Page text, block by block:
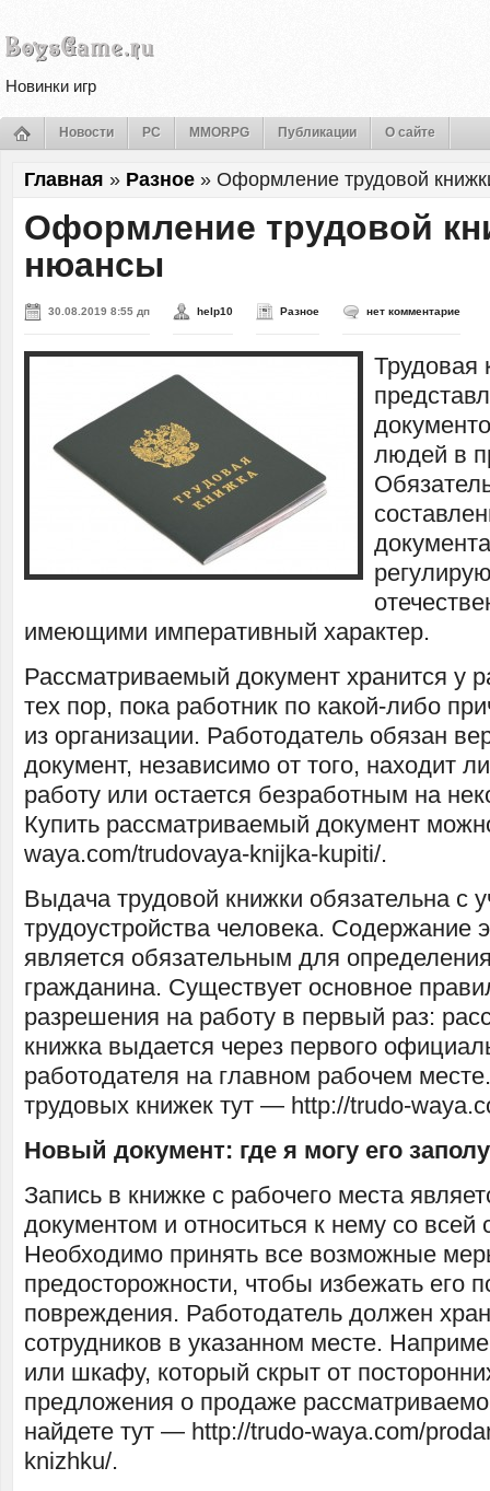
Новинки игр
Новости PC MMORPG Публикации О сайте
Главная » Разное » Оформление трудовой
Оформление трудовой
нюансы
30.08.2019 8:55 дп help10 Разное нет комментарие
Трудовая
людей в
имеющими императивный характер.
Рассматриваемый документ хранится у
тех пор, пока работник по какой-либо
из организации. Работодатель обязан
документ, независимо от того, находит
работу или остается безработным на
Купить рассматриваемый документ
waya.com/trudovaya-knijka-kupiti/.
Выдача трудовой книжки обязательна с
трудоустройства человека. Содержание
является обязательным для
гражданина. Существует основное
разрешения на работу в первый раз:
книжка выдается через первого
работодателя на главном рабочем
трудовых книжек тут — http://trudo-
Новый документ: где я могу его
Запись в книжке с рабочего места
документом и относиться к нему со всей
Необходимо принять все возможные
предосторожности, чтобы избежать его
повреждения. Работодатель должен
сотрудников в указанном месте.
или шкафу, который скрыт от
предложения о продаже
найдете тут — http://trudo-waya.com/
knizhku/.